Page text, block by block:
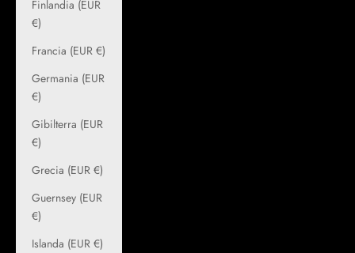
Finlandia (EUR
€)
Francia (EUR €)
Germania (EUR
€)
Gibilterra (EUR
€)
Grecia (EUR €)
Guernsey (EUR
€)
Islanda (EUR €)